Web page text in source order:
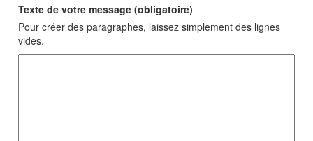
Texte de votre message (obligatoire)
Pour créer des paragraphes, laissez simplement des lignes
vides.